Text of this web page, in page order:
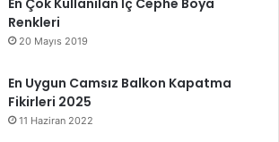
Renkleri
20 Mayıs 2019
En Uygun Camsız Balkon Kapatma
Fikirleri 2025
11 Haziran 2022